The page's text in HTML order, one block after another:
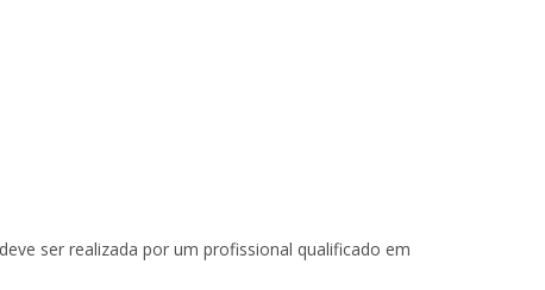
ser realizada por um profissional qualificado em